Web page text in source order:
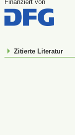
Finanziert von
Zitierte Literatur